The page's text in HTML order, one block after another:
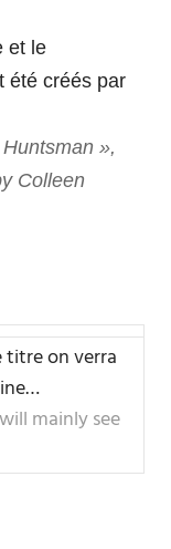
et le
été créés par
»,
Colleen
titre on verra
mainly see